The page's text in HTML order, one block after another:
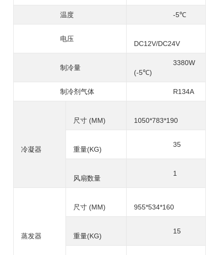
温度 -5℃
电压
DC12V/DC24V
制冷量
3380W
(-5℃)
制冷剂气体 R134A
冷凝器
尺寸 (MM) 1050*783*190
重量(KG)
35
风扇数量
1
蒸发器
尺寸 (MM) 955*534*160
重量(KG)
15